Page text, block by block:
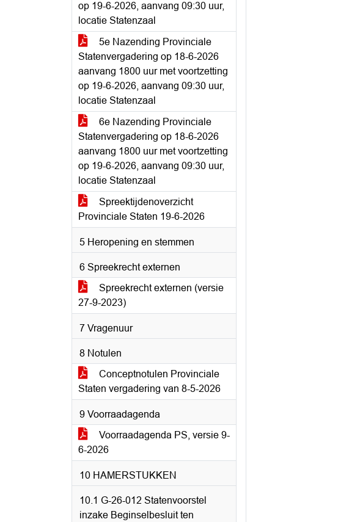
op 19-6-2026, aanvang 09:30 uur,
locatie Statenzaal
5e Nazending Provinciale
Statenvergadering op 18-6-2026
aanvang 1800 uur met voortzetting
op 19-6-2026, aanvang 09:30 uur,
locatie Statenzaal
6e Nazending Provinciale
Statenvergadering op 18-6-2026
aanvang 1800 uur met voortzetting
op 19-6-2026, aanvang 09:30 uur,
locatie Statenzaal
Spreektijdenoverzicht
Provinciale Staten 19-6-2026
5 Heropening en stemmen
6 Spreekrecht externen
Spreekrecht externen (versie
27-9-2023)
7 Vragenuur
8 Notulen
Conceptnotulen Provinciale
Staten vergadering van 8-5-2026
9 Voorraadagenda
Voorraadagenda PS, versie 9-
6-2026
10 HAMERSTUKKEN
10.1 G-26-012 Statenvoorstel
inzake Beginselbesluit ten